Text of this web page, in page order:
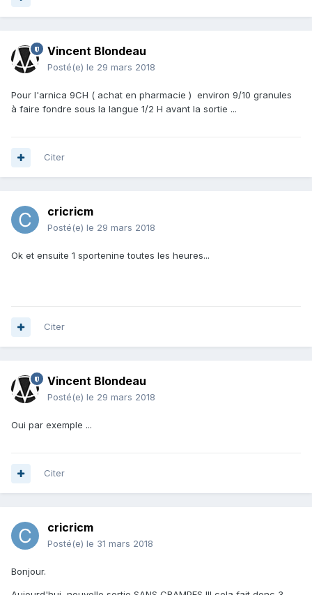
Vincent Blondeau
Posté(e) le 29 mars 2018
Pour l'arnica 9CH ( achat en pharmacie ) environ 9/10 granules
à faire fondre sous la langue 1/2 H avant la sortie ...
Citer
cricricm
Posté(e) le 29 mars 2018
Ok et ensuite 1 sportenine toutes les heures...
Citer
Vincent Blondeau
Posté(e) le 29 mars 2018
Oui par exemple ...
Citer
cricricm
Posté(e) le 31 mars 2018
Bonjour.